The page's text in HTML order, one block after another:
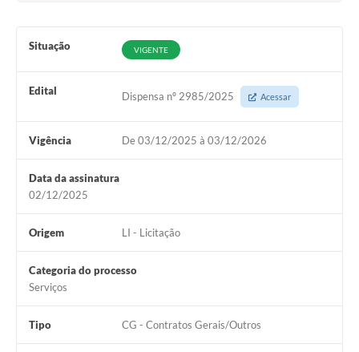
Telefones Úteis
Situação VIGENTE
Edital Dispensa nº 2985/2025 Acessar
Vigência De 03/12/2025 à 03/12/2026
Data da assinatura
02/12/2025
Origem LI - Licitação
Categoria do processo
Serviços
Tipo CG - Contratos Gerais/Outros